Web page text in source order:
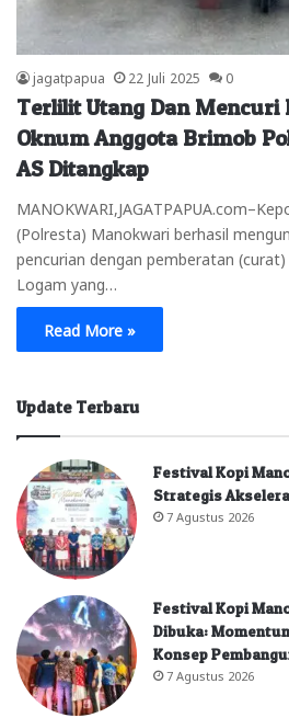
jagatpapua 22 Juli 2025 0
Terlilit Utang Dan Mencuri
Oknum Anggota Brimob
AS Ditangkap
(Polresta) Manokwari berhasil
pencurian dengan pemberatan
Logam yang…
Read More »
Update Terbaru
Festival Kopi
Strategis
7 Agustus 2026
Festival Kopi
Dibuka:
Konsep
7 Agustus 2026